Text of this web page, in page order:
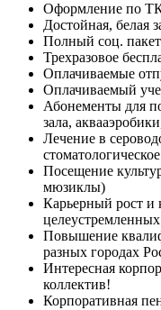
Оформление по
Достойная, белая
Полный соц.
Трехразовое
Оплачиваемые
Оплачиваемый
Абонементы для
зала,
Лечение в
Посещение
мюзиклы)
Карьерный рост и
Повышение
разных городах
Интересная
коллектив!
Корпоративная